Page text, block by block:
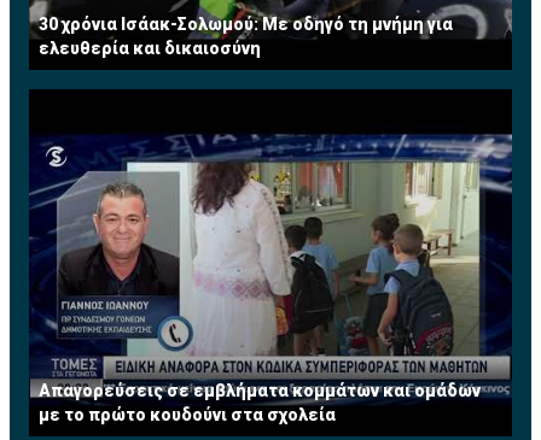
30 χρόνια Ισάακ-Σολωμού: Με οδηγό τη μνήμη για
ελευθερία και δικαιοσύνη
Απαγορεύσεις σε εμβλήματα κομμάτων και ομάδων
με το πρώτο κουδούνι στα σχολεία